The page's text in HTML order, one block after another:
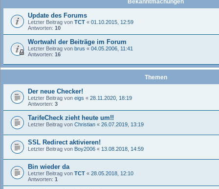
Update des Forums
Letzter Beitrag von TCT « 01.10.2015, 12:59
Antworten: 10
Wortwahl der Beiträge im Forum
Letzter Beitrag von brus « 04.05.2006, 11:41
Antworten: 16
Themen
Der neue Checker!
Letzter Beitrag von eigs « 28.11.2020, 18:19
Antworten: 3
TarifeCheck zieht heute um!!
Letzter Beitrag von Christian « 26.07.2019, 13:19
SSL Redirect aktivieren!
Letzter Beitrag von Boy2006 « 13.08.2018, 14:59
Bin wieder da
Letzter Beitrag von TCT « 28.05.2018, 12:10
Antworten: 1